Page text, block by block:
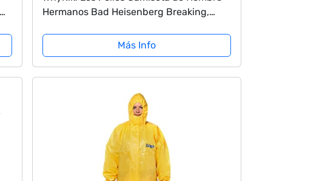
Hermanos Bad Heisenberg Breaking,
Más Info